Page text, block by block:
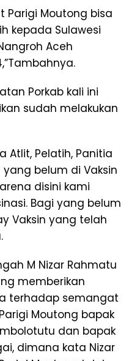
Parigi Moutong bisa
kepada Sulawesi
Aceh
Porkab kali ini
sudah melakukan
Atlit, Pelatih, Panitia
belum di Vaksin
disini kami
Bagi yang belum
Vaksin yang telah
M Nizar Rahmatu
memberikan
terhadap semangat
Moutong bapak
dan bapak
dimana kata Nizar